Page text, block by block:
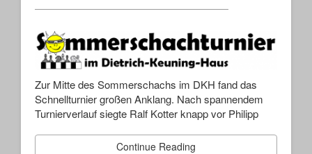
Zur Mitte des Sommerschachs im DKH fand das
Schnellturnier großen Anklang. Nach spannendem
Turnierverlauf siegte Ralf Kotter knapp vor Philipp
Continue Reading